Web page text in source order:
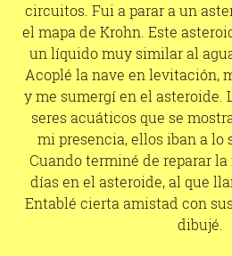
circuitos. Fui a parar a un
el mapa de Krohn. Este
un líquido muy similar al
Acoplé la nave en levitación,
y me sumergí en el asteroide.
seres acuáticos que se
mi presencia, ellos iban a lo
Cuando terminé de reparar
días en el asteroide, al que
Entablé cierta amistad con
dibujé.